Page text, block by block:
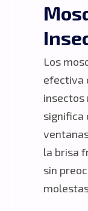
Los
efectiva
insectos
significa
la brisa
sin